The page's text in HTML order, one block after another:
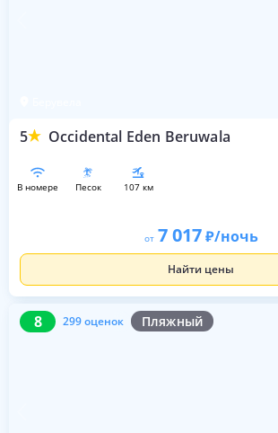
5 Occidental Eden Beruwala
в номере песок 107 км
от 7 017 /ночь
Найти цены
8 299 оценок Пляжный
8 299 оценок